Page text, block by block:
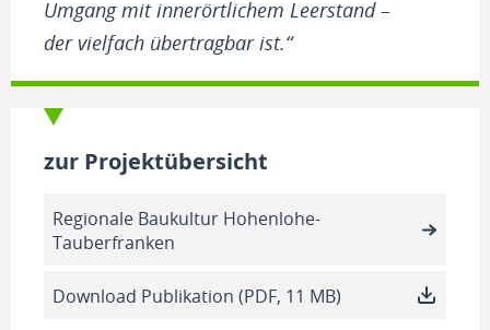
Umgang mit innerörtlichem Leerstand –
der vielfach übertragbar ist.“
zur Projektübersicht
Regionale Baukultur Hohenlohe-
Tauberfranken
Download Publikation (PDF, 11 MB)